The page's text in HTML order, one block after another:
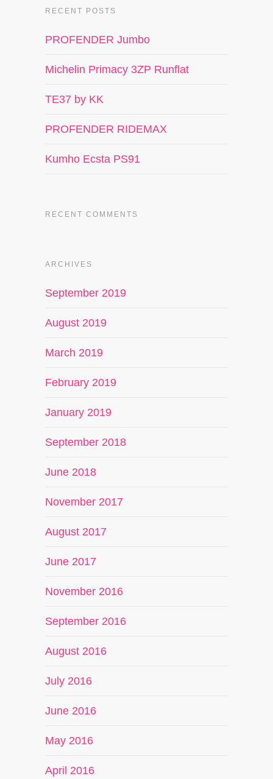
RECENT POSTS
PROFENDER Jumbo
Michelin Primacy 3ZP Runflat
TE37 by KK
PROFENDER RIDEMAX
Kumho Ecsta PS91
RECENT COMMENTS
ARCHIVES
September 2019
August 2019
March 2019
February 2019
January 2019
September 2018
June 2018
November 2017
August 2017
June 2017
November 2016
September 2016
August 2016
July 2016
June 2016
May 2016
April 2016